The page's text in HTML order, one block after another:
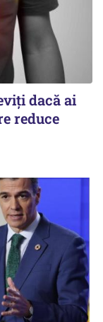
dacă ai
reduce